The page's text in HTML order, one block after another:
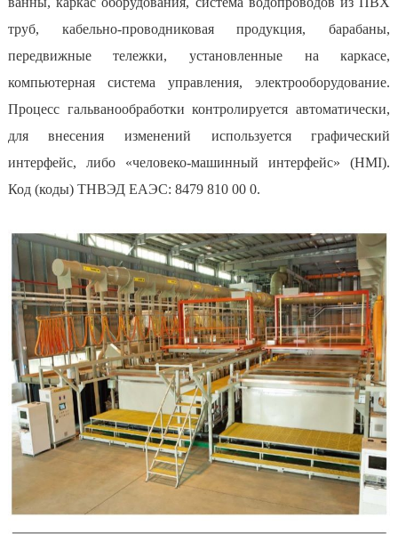
труб, кабельно-проводниковая продукция, барабаны,
передвижные тележки, установленные на каркасе,
компьютерная система управления, электрооборудование.
Процесс гальванообработки контролируется автоматически,
для внесения изменений используется графический
интерфейс, либо «человеко-машинный интерфейс» (HMI).
Код (коды) ТНВЭД ЕАЭС: 8479 810 00 0.